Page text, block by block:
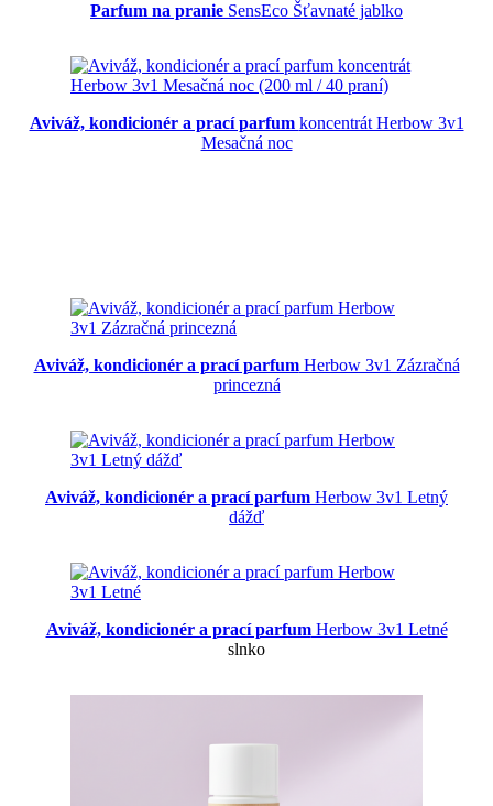
Parfum na pranie SensEco Šťavnaté jablko
Aviváž, kondicionér a prací parfum koncentrát Herbow 3v1
Mesačná noc
Aviváž, kondicionér a prací parfumHerbow 3v1 Zázračná
princezná
Aviváž, kondicionér a prací parfum Herbow 3v1 Letný
dážď
Aviváž, kondicionér a prací parfumHerbow 3v1 Letné
slnko